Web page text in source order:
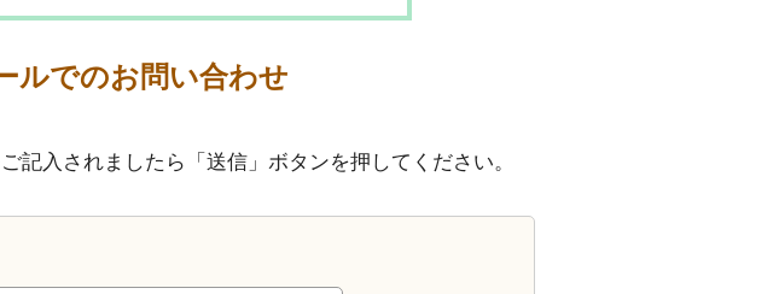
ルでのお問い合わせ
記入されましたら「送信」ボタンを押してください。